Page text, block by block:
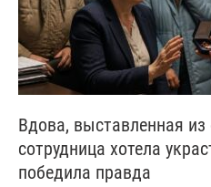
Вдова, выставленная
сотрудница хотела
победила правда